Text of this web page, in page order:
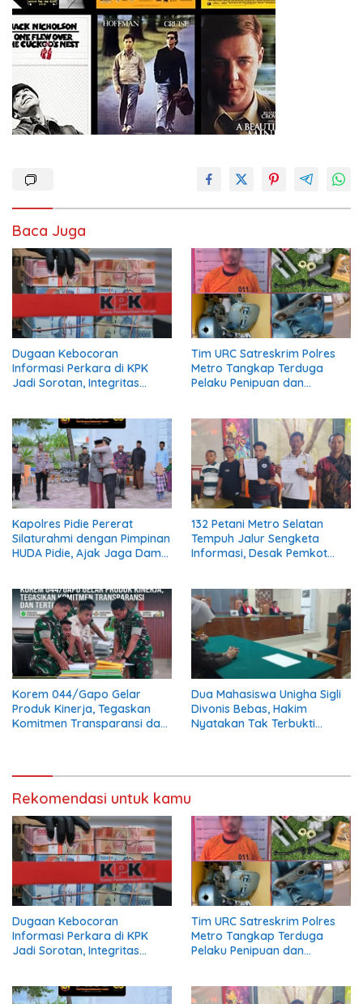
Baca Juga
Dugaan Kebocoran
Informasi Perkara di KPK
Jadi Sorotan, Integritas
Tim URC Satreskrim Polres
Metro Tangkap Terduga
Pelaku Penipuan dan
Kapolres Pidie Pererat
Silaturahmi dengan Pimpinan
HUDA Pidie, Ajak Jaga Damai
132 Petani Metro Selatan
Tempuh Jalur Sengketa
Informasi, Desak Pemkot
Korem 044/Gapo Gelar
Produk Kinerja, Tegaskan
Komitmen Transparansi dan
Dua Mahasiswa Unigha Sigli
Divonis Bebas, Hakim
Nyatakan Tak Terbukti
Rekomendasi untuk kamu
Dugaan Kebocoran
Informasi Perkara di KPK
Jadi Sorotan, Integritas
Tim URC Satreskrim Polres
Metro Tangkap Terduga
Pelaku Penipuan dan